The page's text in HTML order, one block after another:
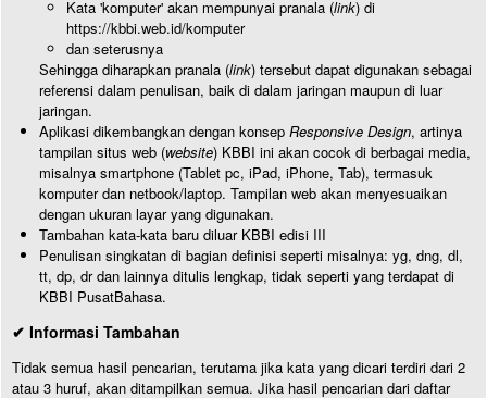
Kata 'komputer' akan mempunyai pranala (link) di
https://kbbi.web.id/komputer
dan seterusnya
Sehingga diharapkan pranala (link) tersebut dapat digunakan sebagai
referensi dalam penulisan, baik di dalam jaringan maupun di luar
jaringan.
Aplikasi dikembangkan dengan konsep Responsive Design, artinya
tampilan situs web (website) KBBI ini akan cocok di berbagai media,
misalnya smartphone (Tablet pc, iPad, iPhone, Tab), termasuk
komputer dan netbook/laptop. Tampilan web akan menyesuaikan
dengan ukuran layar yang digunakan.
Tambahan kata-kata baru diluar KBBI edisi III
Penulisan singkatan di bagian definisi seperti misalnya: yg, dng, dl,
tt, dp, dr dan lainnya ditulis lengkap, tidak seperti yang terdapat di
KBBI PusatBahasa.
✔ Informasi Tambahan
Tidak semua hasil pencarian, terutama jika kata yang dicari terdiri dari 2
atau 3 huruf, akan ditampilkan semua. Jika hasil pencarian dari daftar